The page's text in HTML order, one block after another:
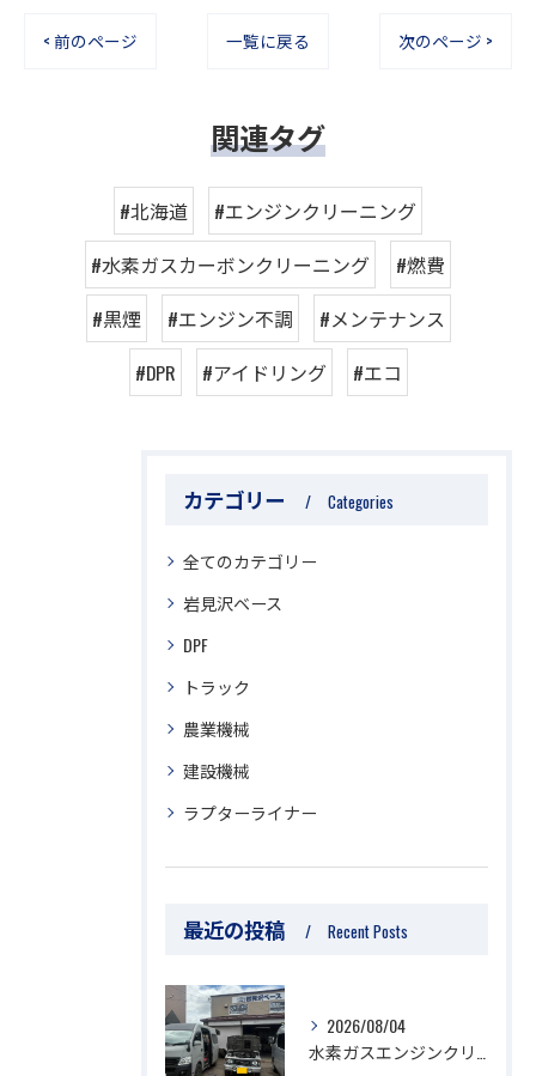
< 前のページ 一覧に戻る 次のページ >
関連タグ
#北海道
#エンジンクリーニング
#水素ガスカーボンクリーニング
#燃費
#黒煙
#エンジン不調
#メンテナンス
#DPR
#アイドリング #エコ
カテゴリー Categories
全てのカテゴリー
岩見沢ベース
DPF
トラック
農業機械
建設機械
ラプターライナー
最近の投稿 Recent Posts
2026/08/04